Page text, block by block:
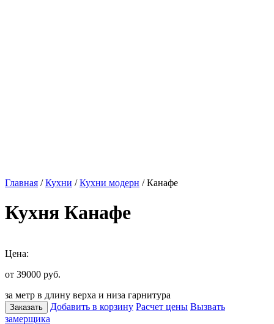
Главная /Кухни /Кухни модерн / Канафе
Кухня Канафе
Цена:
от 39000 руб.
за метр в длину верха и низа гарнитура
Заказать Добавить в корзину Расчет цены Вызвать
замерщика